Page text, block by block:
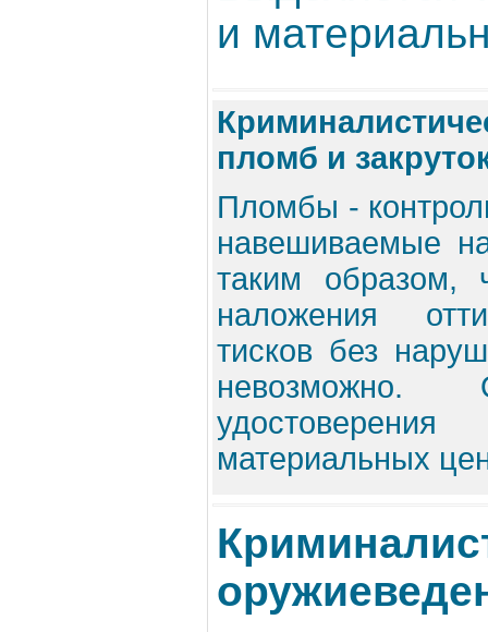
и
пломб и
Пломбы -
навешиваемые
таким образом,
наложения
тисков без
материальных